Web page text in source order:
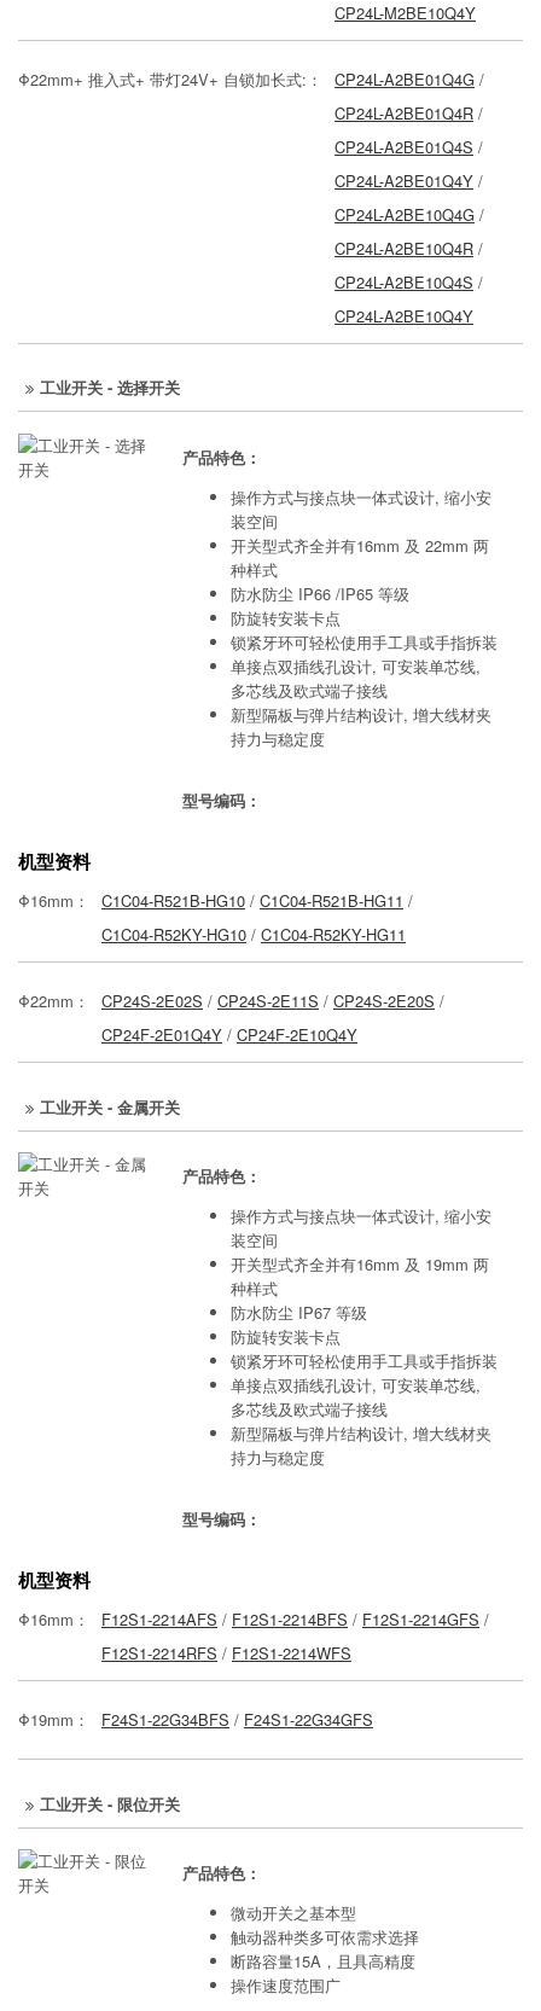
CP24L-M2BE10Q4Y
Φ22mm+ 推入式+ 带灯24V+ 自锁加长式:： CP24L-A2BE01Q4G /
CP24L-A2BE01Q4R /
CP24L-A2BE01Q4S /
CP24L-A2BE01Q4Y /
CP24L-A2BE10Q4G /
CP24L-A2BE10Q4R /
CP24L-A2BE10Q4S /
CP24L-A2BE10Q4Y
工业开关 - 选择开关
产品特色：
操作方式与接点块一体式设计, 缩小安
装空间
开关型式齐全并有16mm 及 22mm 两
种样式
防水防尘 IP66 /IP65 等级
防旋转安装卡点
锁紧牙环可轻松使用手工具或手指拆装
单接点双插线孔设计, 可安装单芯线,
多芯线及欧式端子接线
新型隔板与弹片结构设计, 增大线材夹
持力与稳定度
型号编码：
机型资料
Φ16mm： C1C04-R521B-HG10 / C1C04-R521B-HG11 /
C1C04-R52KY-HG10 / C1C04-R52KY-HG11
Φ22mm： CP24S-2E02S / CP24S-2E11S / CP24S-2E20S /
CP24F-2E01Q4Y / CP24F-2E10Q4Y
工业开关 - 金属开关
产品特色：
操作方式与接点块一体式设计, 缩小安
装空间
开关型式齐全并有16mm 及 19mm 两
种样式
防水防尘 IP67 等级
防旋转安装卡点
锁紧牙环可轻松使用手工具或手指拆装
单接点双插线孔设计, 可安装单芯线,
多芯线及欧式端子接线
新型隔板与弹片结构设计, 增大线材夹
持力与稳定度
型号编码：
机型资料
Φ16mm： F12S1-2214AFS / F12S1-2214BFS / F12S1-2214GFS /
F12S1-2214RFS / F12S1-2214WFS
Φ19mm： F24S1-22G34BFS / F24S1-22G34GFS
工业开关 - 限位开关
产品特色：
微动开关之基本型
触动器种类多可依需求选择
断路容量15A，且具高精度
操作速度范围广